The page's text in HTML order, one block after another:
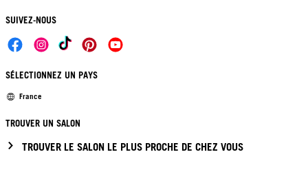
SUIVEZ-NOUS
SÉLECTIONNEZ UN PAYS
France
TROUVER UN SALON
TROUVER LE SALON LE PLUS PROCHE DE CHEZ VOUS